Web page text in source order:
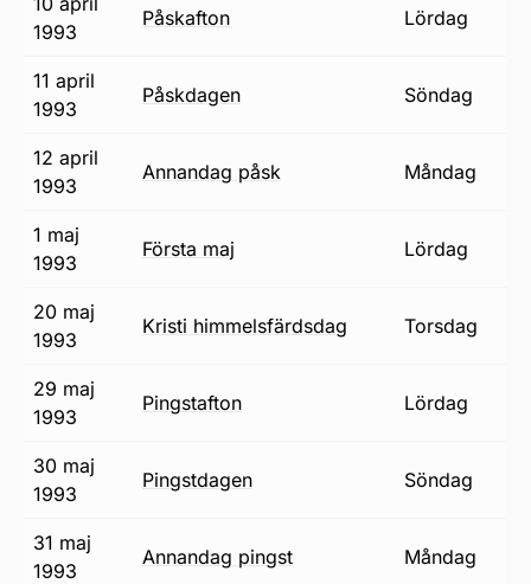
1993
påskafton lördag
11 april
1993
påskdagen söndag
12 april
1993
annandag påsk måndag
1 maj
1993
första maj lördag
20 maj
1993
Kristi himmelsfärdsdag torsdag
29 maj
1993
pingstafton lördag
30 maj
1993
pingstdagen söndag
31 maj
1993
annandag pingst måndag